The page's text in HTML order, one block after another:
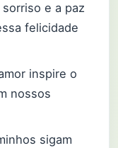
e a paz
felicidade
inspire o
nossos
sigam